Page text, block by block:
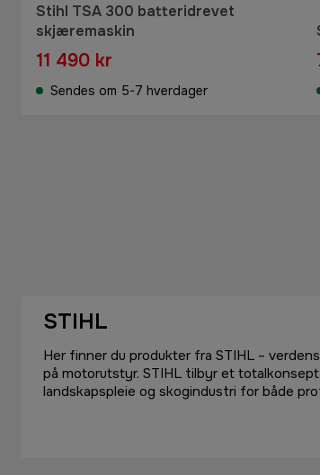
Stihl TSA 300 batteridrevet
skjæremaskin
11 490 kr
Sendes om 5-7 hverdager
STIHL
Her finner du produkter fra STIHL –
på motorutstyr. STIHL tilbyr et
landskapspleie og skogindustri for både